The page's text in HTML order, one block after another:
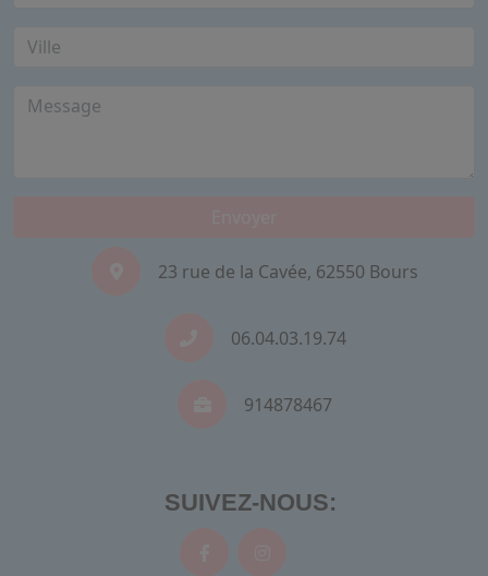
23 rue de la Cavée, 62550 Bours
06.04.03.19.74
914878467
SUIVEZ-NOUS: